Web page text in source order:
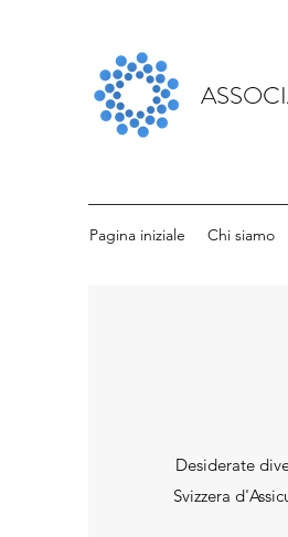
Pagina iniziale Chi siamo
Desiderate
Svizzera